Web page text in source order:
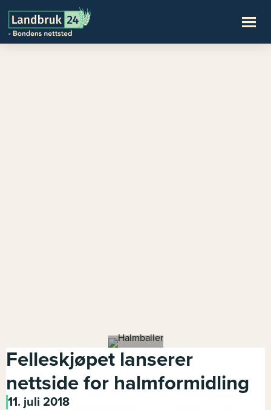
Felleskjøpet lanserer
nettside for halmformidling
11. juli 2018